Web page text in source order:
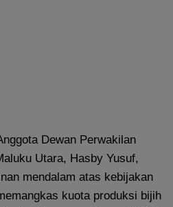
Dewan Perwakilan
Utara, Hasby Yusuf,
mendalam atas kebijakan
kuota produksi bijih